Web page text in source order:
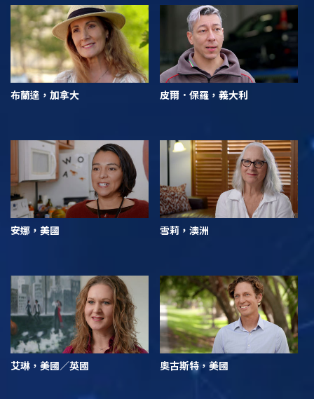
布蘭達，加拿大 皮爾．保羅，義大利
安娜，美國 雪莉，澳洲
艾琳，美國／英國 奧古斯特，美國